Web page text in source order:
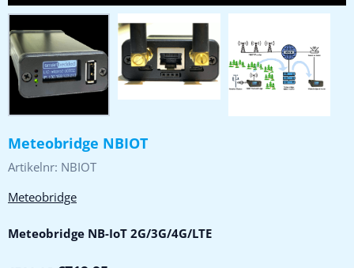
Meteobridge NBIOT
Artikelnr: NBIOT
Meteobridge
Meteobridge NB-IoT 2G/3G/4G/LTE